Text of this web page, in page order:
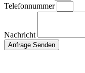
Telefonnummer
Nachricht
Anfrage Senden